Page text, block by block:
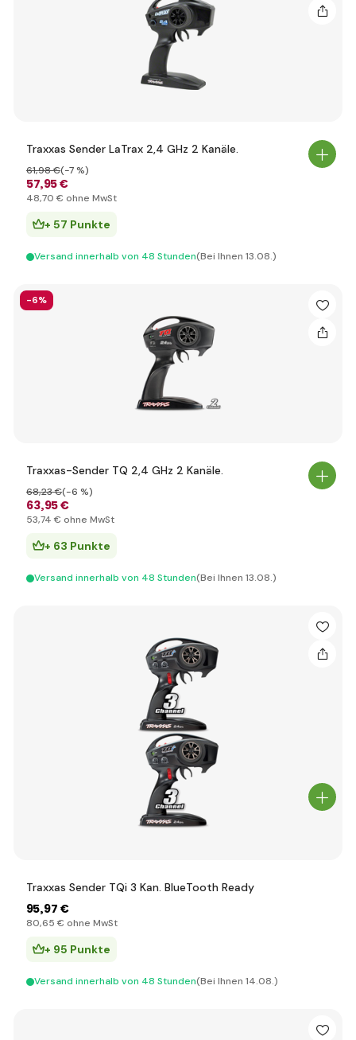
Traxxas Sender LaTrax 2,4 GHz 2 Kanäle.
57,95 €
61,98 €(-7 %)
48,70 € ohne MwSt
+ 57 Punkte
Versand innerhalb von 48 Stunden(Bei Ihnen 13.08.)
-6%
Traxxas-Sender TQ 2,4 GHz 2 Kanäle.
63,95 €
68,23 €(-6 %)
53,74 € ohne MwSt
+ 63 Punkte
Versand innerhalb von 48 Stunden(Bei Ihnen 13.08.)
Traxxas Sender TQi 3 Kan. BlueTooth Ready
95,97 €
80,65 € ohne MwSt
+ 95 Punkte
Versand innerhalb von 48 Stunden(Bei Ihnen 14.08.)